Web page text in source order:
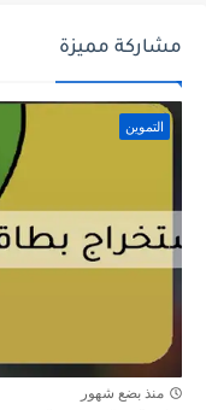
مشاركة مميزة
التموين
منذ بضع شهور